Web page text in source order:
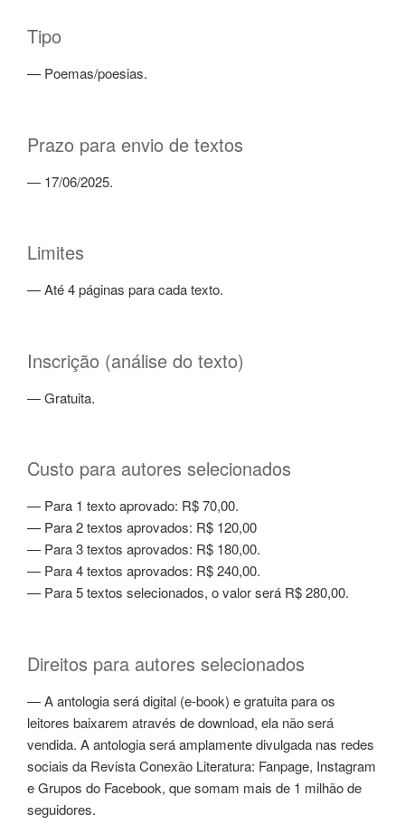
Tipo
— Poemas/poesias.
Prazo para envio de textos
— 17/06/2025.
Limites
— Até 4 páginas para cada texto.
Inscrição (análise do texto)
— Gratuita.
Custo para autores selecionados
— Para 1 texto aprovado: R$ 70,00.
— Para 2 textos aprovados: R$ 120,00
— Para 3 textos aprovados: R$ 180,00.
— Para 4 textos aprovados: R$ 240,00.
— Para 5 textos selecionados, o valor será R$ 280,00.
Direitos para autores selecionados
— A antologia será digital (e-book) e gratuita para os
leitores baixarem através de download, ela não será
vendida. A antologia será amplamente divulgada nas redes
sociais da Revista Conexão Literatura: Fanpage, Instagram
e Grupos do Facebook, que somam mais de 1 milhão de
seguidores.